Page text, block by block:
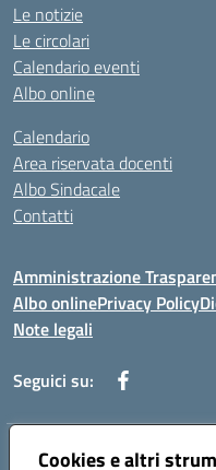
Cookies e altri
Le notizie
Le circolari
Calendario eventi
Albo online
Calendario
Area riservata docenti
Albo Sindacale
Contatti
Amministrazione
Albo onlinePrivacy Policy
Note legali
Seguici su:
Indirizzo:Via Magna Grecia, 1